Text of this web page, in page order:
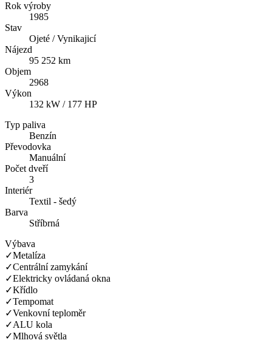
Rok výroby
1985
Stav
Ojeté / Vynikajicí
Nájezd
95 252 km
Objem
2968
Výkon
132 kW / 177 HP
Typ paliva
Benzín
Převodovka
Manuální
Počet dveří
3
Interiér
Textil - šedý
Barva
Stříbrná
Výbava
✓Metalíza
✓Centrální zamykání
✓Elektricky ovládaná okna
✓Křídlo
✓Tempomat
✓Venkovní teploměr
✓ALU kola
✓Mlhová světla